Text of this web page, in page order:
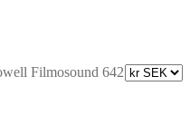
Filmosound 642